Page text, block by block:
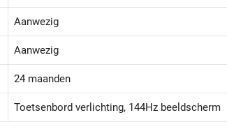
Aanwezig
Aanwezig
24 maanden
Toetsenbord verlichting, 144Hz beeldscherm